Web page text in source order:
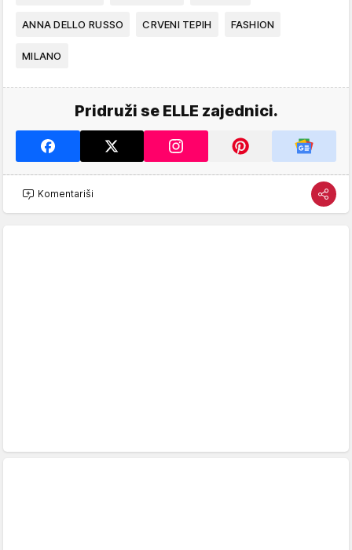
ANNA DELLO RUSSO CRVENI TEPIH FASHION
MILANO
Pridruži se ELLE zajednici.
Komentariši